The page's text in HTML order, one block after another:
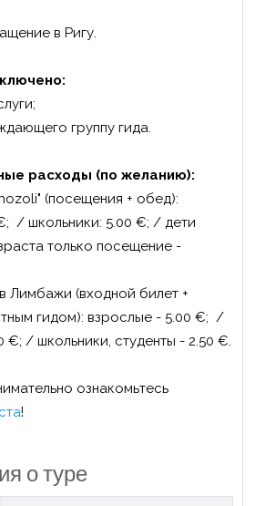
в Ригу.
группу гида.
расходы (по желанию):
(посещения + обед):
/ школьники: 5.00 €; / дети
только посещение -
Лимбажи (входной билет +
гидом): взрослые - 5.00 €; /
€; / школьники, студенты - 2.50 €.
ознакомьтесь
!
о туре